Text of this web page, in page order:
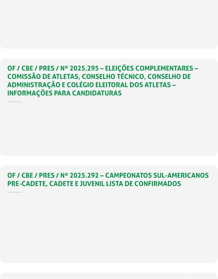
OF / CBE / PRES / Nº 2025.295 – ELEIÇÕES COMPLEMENTARES –
COMISSÃO DE ATLETAS, CONSELHO TÉCNICO, CONSELHO DE
ADMINISTRAÇÃO E COLÉGIO ELEITORAL DOS ATLETAS –
INFORMAÇÕES PARA CANDIDATURAS
OF / CBE / PRES / Nº 2025.292 – CAMPEONATOS SUL-AMERICANOS
PRE-CADETE, CADETE E JUVENIL LISTA DE CONFIRMADOS